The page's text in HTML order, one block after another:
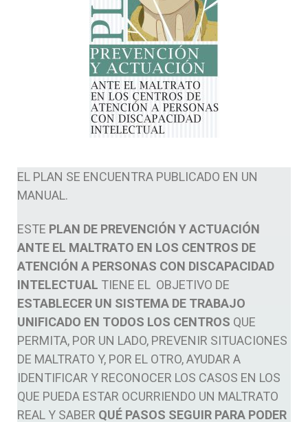
EL PLAN SE ENCUENTRA PUBLICADO EN UN
MANUAL.
ESTE PLAN DE PREVENCIÓN Y ACTUACIÓN
ANTE EL MALTRATO EN LOS CENTROS DE
ATENCIÓN A PERSONAS CON DISCAPACIDAD
INTELECTUAL TIENE EL OBJETIVO DE
ESTABLECER UN SISTEMA DE TRABAJO
UNIFICADO EN TODOS LOS CENTROS QUE
PERMITA, POR UN LADO, PREVENIR SITUACIONES
DE MALTRATO Y, POR EL OTRO, AYUDAR A
IDENTIFICAR Y RECONOCER LOS CASOS EN LOS
QUE PUEDA ESTAR OCURRIENDO UN MALTRATO
REAL Y SABER QUÉ PASOS SEGUIR PARA PODER